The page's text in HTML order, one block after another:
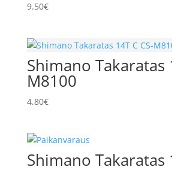
9.50€
Shimano Takaratas
M8100
4.80€
Shimano Takaratas